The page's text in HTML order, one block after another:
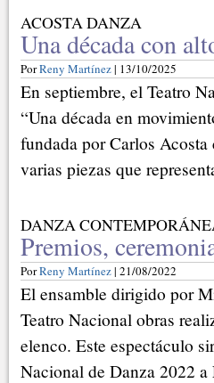
ACOSTA DANZA
Una década con
PorReny Martínez| 13/10/2025
En septiembre, el Teatro
“Una década en
fundada por Carlos
varias piezas que
DANZA
Premios,
PorReny Martínez| 21/08/2022
El ensamble dirigido por
Teatro Nacional obras
elenco. Este espectáculo
Nacional de Danza 2022